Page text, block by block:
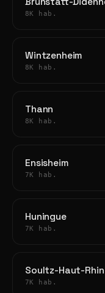
8K hab.
Wintzenheim
8K hab.
Thann
8K hab.
Ensisheim
7K hab.
Huningue
7K hab.
Soultz-Haut-Rhin
7K hab.